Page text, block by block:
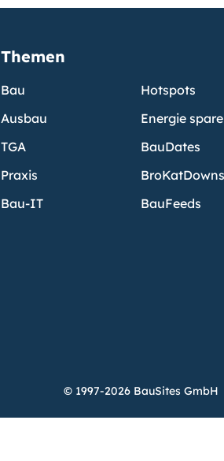
Themen
Bau
Ausbau
TGA
Praxis
Bau-IT
Hotspots
Energie
BauDates
BroKatDowns
BauFeeds
© 1997-2026 BauSites GmbH